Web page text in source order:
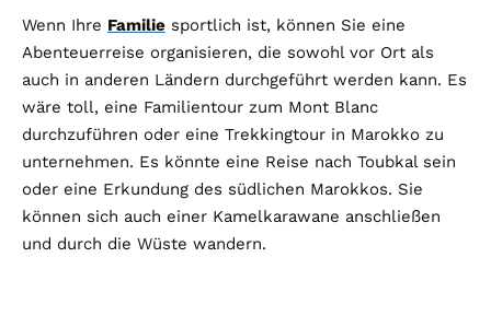
Wenn Ihre Familie sportlich ist, können Sie eine
Abenteuerreise organisieren, die sowohl vor Ort als
auch in anderen Ländern durchgeführt werden kann. Es
wäre toll, eine Familientour zum Mont Blanc
durchzuführen oder eine Trekkingtour in Marokko zu
unternehmen. Es könnte eine Reise nach Toubkal sein
oder eine Erkundung des südlichen Marokkos. Sie
können sich auch einer Kamelkarawane anschließen
und durch die Wüste wandern.